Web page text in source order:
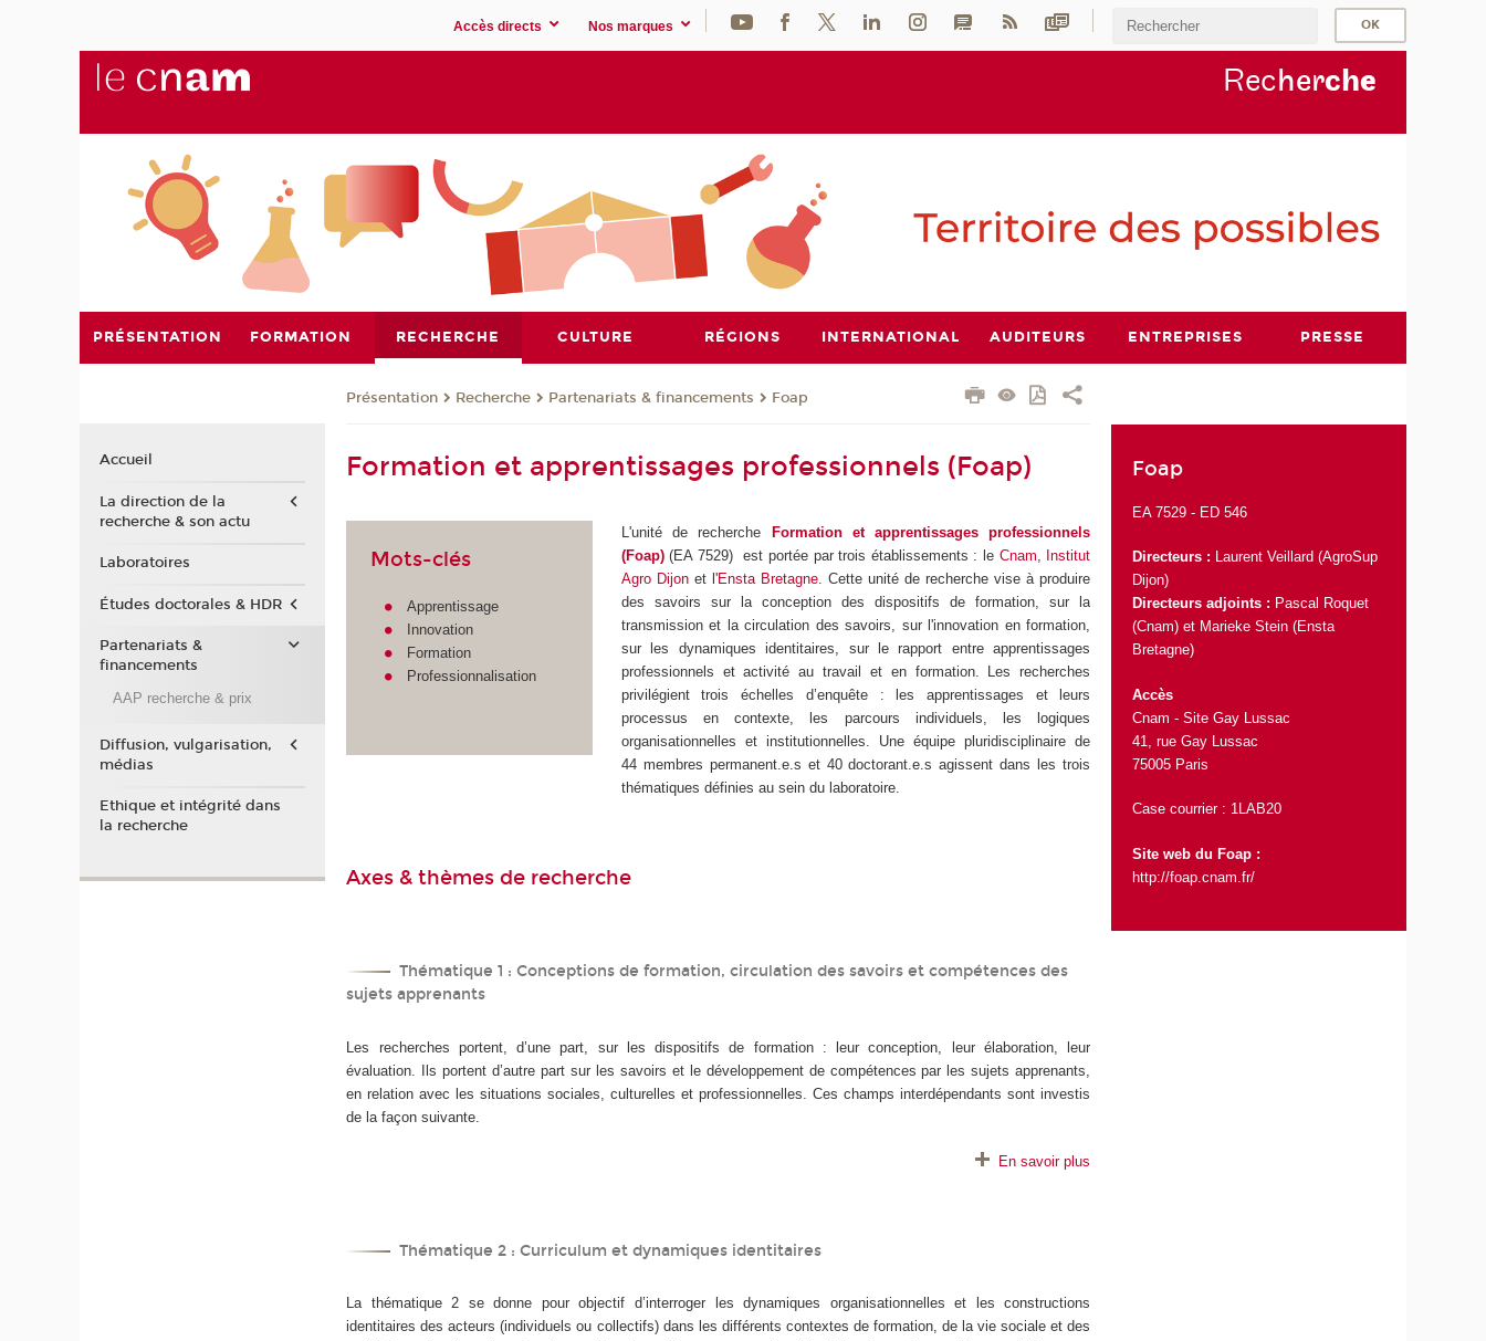
Accès directs Nos marques
Recherche
PRÉSENTATION FORMATION RECHERCHE CULTURE RÉGIONS INTERNATIONAL AUDITEURS ENTREPRISES PRESSE
Présentation Recherche Partenariats & financements Foap
Formation et apprentissages professionnels (Foap)
Mots-clés
Apprentissage
Innovation
Formation
Professionnalisation
L'unité de recherche Formation et apprentissages professionnels
(Foap)(EA 7529) est portée par trois établissements : le Cnam
Institut
Agro Dijonet l'Ensta Bretagne. Cette unité de recherche vise à produire
des savoirs sur la conception des dispositifs de formation, sur la
transmission et la circulation des savoirs, sur l'innovation en formation,
sur les dynamiques identitaires, sur le rapport entre apprentissages
professionnels et activité au travail et en formation. Les recherches
privilégient trois échelles d’enquête : les apprentissages et leurs
processus en contexte, les parcours individuels, les logiques
organisationnelles et institutionnelles. Une équipe pluridisciplinaire de
44 membres permanent.e.s et 40 doctorant.e.s agissent dans les trois
thématiques définies au sein du laboratoire.
Axes & thèmes de recherche
Thématique 1 : Conceptions de formation, circulation des savoirs et compétences des
sujets apprenants
Les recherches portent, d’une part, sur les dispositifs de formation : leur conception, leur élaboration, leur
évaluation. Ils portent d’autre part sur les savoirs et le développement de compétences par les sujets apprenants,
en relation avec les situations sociales, culturelles et professionnelles. Ces champs interdépendants sont investis
de la façon suivante.
En savoir plus
Thématique 2 : Curriculum et dynamiques identitaires
La thématique 2 se donne pour objectif d’interroger les dynamiques organisationnelles et les constructions
identitaires des acteurs (individuels ou collectifs) dans les différents contextes de formation, de la vie sociale et des
Foap
EA 7529 - ED 546
Directeurs : Laurent Veillard (AgroSup
Dijon)
Directeurs adjoints : Pascal Roquet
(Cnam) et Marieke Stein (Ensta
Bretagne)
Accès
Cnam - Site Gay Lussac
41, rue Gay Lussac
75005 Paris
Case courrier : 1LAB20
Site web du Foap :
http://foap.cnam.fr/
Accueil
La direction de la
recherche & son actu
Laboratoires
Études doctorales & HDR
Partenariats &
financements
AAP recherche & prix
Diffusion, vulgarisation,
médias
Ethique et intégrité dans
la recherche